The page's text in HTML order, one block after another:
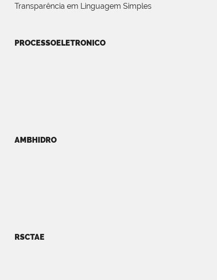
Transparência em Linguagem Simples
PROCESSOELETRONICO
AMBHIDRO
RSCTAE